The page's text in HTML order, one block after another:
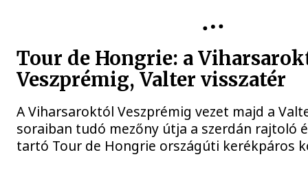
Tour de Hongrie: a
Veszprémig, Valter visszatér
A Viharsaroktól Veszprémig vezet majd a
soraiban tudó mezőny útja a szerdán rajtoló
tartó Tour de Hongrie országúti kerékpáros